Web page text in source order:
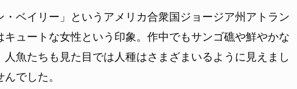
ベイリー」というアメリカ合衆国ジョージア州アトラン
キュートな女性という印象。作中でもサンゴ礁や鮮やかな
魚たちも見た目では人種はさまざまいるように見えまし
でした。